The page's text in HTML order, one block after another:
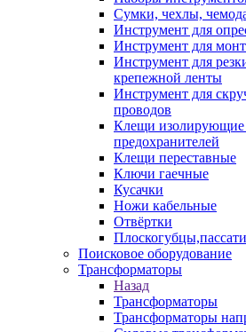
Сумки, чехлы,
Инструмент для
Инструмент для
Инструмент для
крепежной ленты
Инструмент для
проводов
Клещи изолирующие
предохранителей
Клещи переставные
Ключи гаечные
Кусачки
Ножи кабельные
Отвёртки
Поисковое оборудование
Трансформаторы
Назад
Трансформаторы
Трансформаторы